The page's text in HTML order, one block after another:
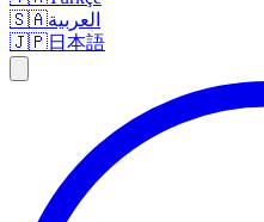
🇸🇦العربية
🇯🇵日本語